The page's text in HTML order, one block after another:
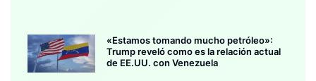
«Estamos tomando mucho petróleo»:
Trump reveló como es la relación actual
de EE.UU. con Venezuela